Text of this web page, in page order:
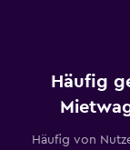
Häufig
Häufig von